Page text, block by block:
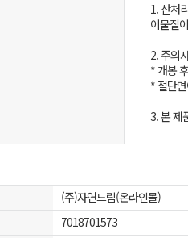
1. 산처
이물질
2. 주의
* 개봉
* 절단
3. 본 제
(주)자연드림(온라인몰)
7018701573